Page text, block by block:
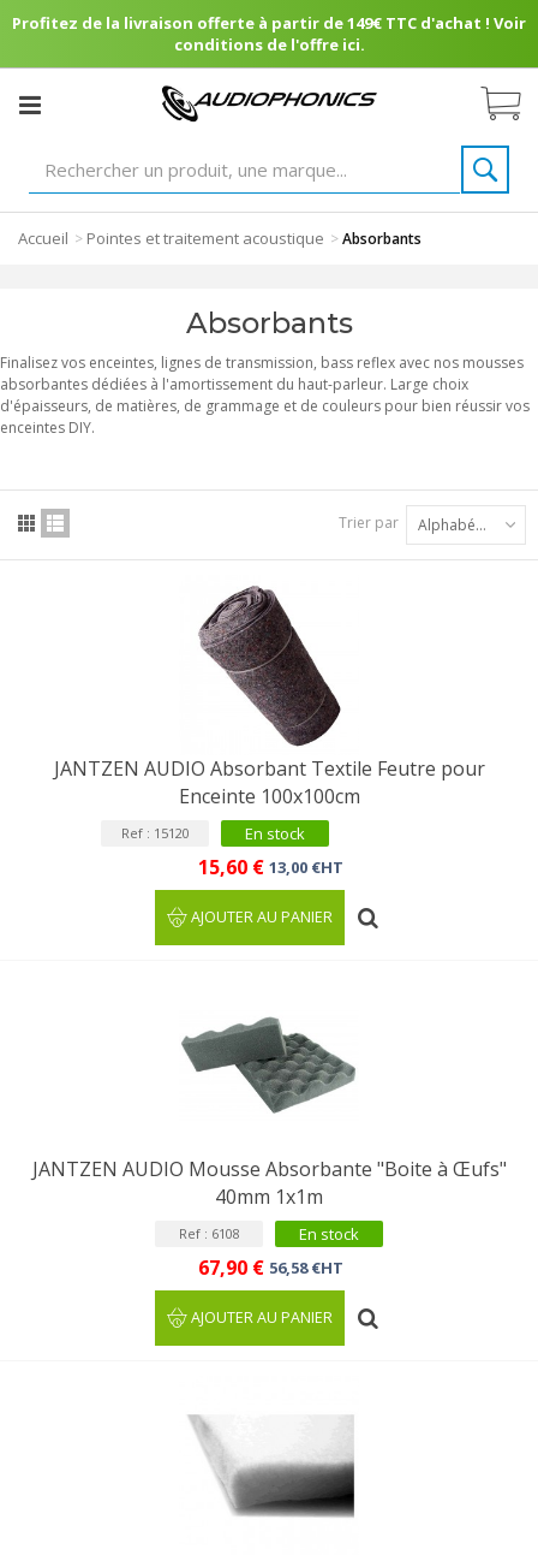
Profitez de la livraison offerte à partir de 149€ TTC d'achat ! Voir
conditions de l'offre ici.
Accueil > Pointes et traitement acoustique >Absorbants
Absorbants
Finalisez vos enceintes, lignes de transmission, bass reflex avec nos mousses
absorbantes dédiées à l'amortissement du haut-parleur. Large choix
d'épaisseurs, de matières, de grammage et de couleurs pour bien réussir vos
enceintes DIY.
Trier par Alphabétique : A à Z
JANTZEN AUDIO Absorbant Textile Feutre pour
Enceinte 100x100cm
Ref : 15120 En stock
15,60 € 13,00 €HT
AJOUTER AU PANIER
JANTZEN AUDIO Mousse Absorbante "Boite à Œufs"
40mm 1x1m
Ref : 6108 En stock
67,90 € 56,58 €HT
AJOUTER AU PANIER